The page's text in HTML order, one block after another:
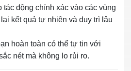
tác động chính xác vào các vùng
kết quả tự nhiên và duy trì lâu
hoàn toàn có thể tự tin với
nét mà không lo rủi ro.